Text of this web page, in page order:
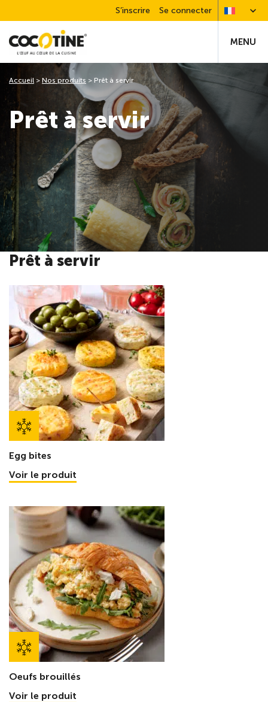
S’inscrire Se connecter
MENU
Prêt à servir
Accueil > Nos produits > Prêt à servir
Prêt à servir
Egg bites
Voir le produit
Oeufs brouillés
Voir le produit